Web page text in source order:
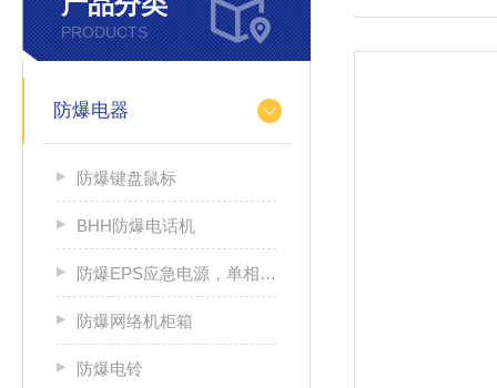
PRODUCTS
防爆电器
防爆键盘鼠标
BHH防爆电话机
防爆EPS应急电源，单相/三相电源箱
防爆网络机柜箱
防爆电铃